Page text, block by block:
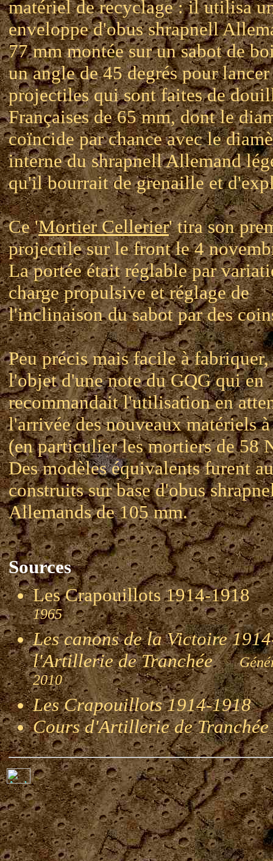
matériel de recyclage : il utilisa
enveloppe d'obus shrapnell
77 mm montée sur un sabot de
un angle de 45 degrés pour lancer
projectiles qui sont faites de
Françaises de 65 mm, dont le
coïncide par chance avec le
interne du shrapnell Allemand
qu'il bourrait de grenaille et
Ce 'Mortier Cellerier' tira son
projectile sur le front le 4
La portée était réglable par
charge propulsive et réglage de
l'inclinaison du sabot par des
Peu précis mais facile à
l'objet d'une note du GQG qui en
recommandait l'utilisation en
l'arrivée des nouveaux matériels
(en particulier les mortiers de 58
Des modèles équivalents furent
construits sur base d'obus
Allemands de 105 mm.
Sources
Les Crapouillots 1914-
1965
Les canons de la Victoire
l'Artillerie de Tranchée
2010
Les Crapouillots 1914-1918
Cours d'Artillerie de Tranchée